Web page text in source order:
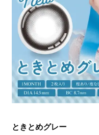
ときとめグレー